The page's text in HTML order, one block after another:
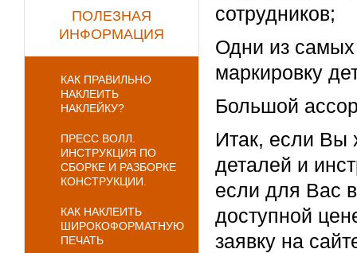
ПОЛЕЗНАЯ
ИНФОРМАЦИЯ
КАК ПРАВИЛЬНО
НАКЛЕИТЬ
НАКЛЕЙКУ?
ПРЕСС ВОЛЛ.
ИНСТРУКЦИЯ ПО
СБОРКЕ И РАЗБОРКЕ
КОНСТРУКЦИИ.
КАК НАКЛЕИТЬ
ШИРОКОФОРМАТНУЮ
ПЕЧАТЬ
сотрудников;
Одни из
маркировку
Большой
Итак, если Вы
деталей и
если для Вас
доступной
заявку на